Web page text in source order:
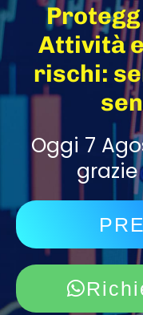
Attività
rischi:
Oggi 7
grazie